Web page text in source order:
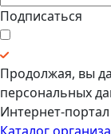
Подписаться
Продолжая, вы
персональных
Интернет-